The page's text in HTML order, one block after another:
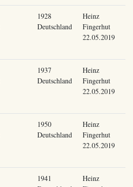
1928
Deutschland
Heinz
Fingerhut
22.05.2019
1937
Deutschland
Heinz
Fingerhut
22.05.2019
1950
Deutschland
Heinz
Fingerhut
22.05.2019
1941
Heinz